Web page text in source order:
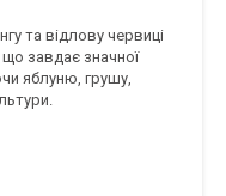
та відлову червиці
завдає значної
яблуню, грушу,